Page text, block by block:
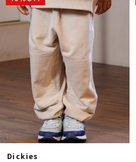
RIDE LIFE MAGAZINE一
スタッフスナップ
中古/アウトレット サー
中古/アウトレット スノ
Dickies